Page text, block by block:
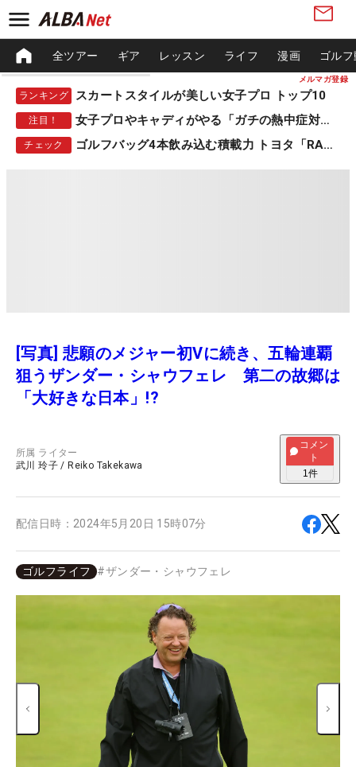
メルマガ登録
全ツアー ギア レッスン ライフ 漫画 ゴル
ランキング スカートスタイルが美しい女子プロ トップ10
注目！ 女子プロやキャディがやる「ガチの熱中症対策」
チェック ゴルフバッグ4本飲み込む積載力 トヨタ「RAV4」
[写真] 悲願のメジャー初Vに続き、五輪連覇
狙うザンダー・シャウフェレ 第二の故郷は
「大好きな日本」!?
所属 ライター
武川 玲子 / Reiko Takekawa
コメン
ト
1件
配信日時： 2024年5月20日 15時07分
ゴルフライフ #ザンダー・シャウフェレ